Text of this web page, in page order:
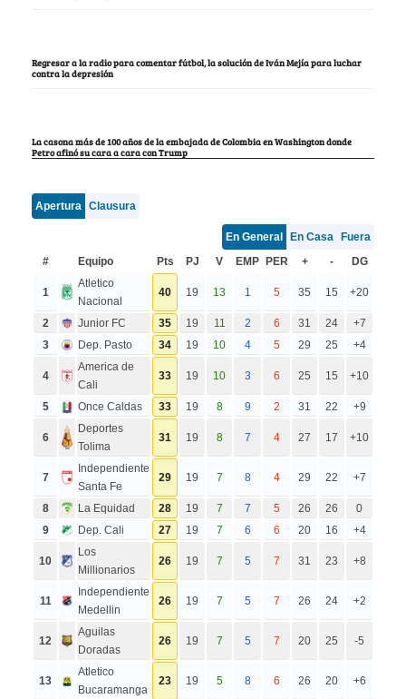
Regresar a la radio para comentar fútbol, la solución de Iván Mejía para luchar
contra la depresión
La casona más de 100 años de la embajada de Colombia en Washington donde
Petro afinó su cara a cara con Trump
Apertura Clausura
En General En Casa
Fuera
#
Equipo Pts PJ V EMP PER + - DG
1
Atletico
Nacional
40 19 13 1 5 35 15 +20
2 Junior FC 35 19 11 2 6 31 24
+7
3
Dep. Pasto 34 19 10 4 5 29 25 +4
4
America de
Cali
33 19 10 3 6 25 15 +10
5 Once Caldas 33 19 8 9 2 31 22 +9
6
Deportes
Tolima
31 19 8 7 4 27 17 +10
7
Independiente
Santa Fe
29 19 7 8 4 29 22 +7
8 La Equidad 28 19 7 7 5 26 26
0
9
Dep. Cali 27 19 7 6 6 20 16 +4
10
Los
Millionarios
26 19 7 5 7 31 23 +8
11
Independiente
Medellin
26 19 7 5 7 26 24 +2
12
Aguilas
Doradas
26 19 7 5 7 20 25 -5
13
Atletico
Bucaramanga
23 19 5 8 6 26 20 +6